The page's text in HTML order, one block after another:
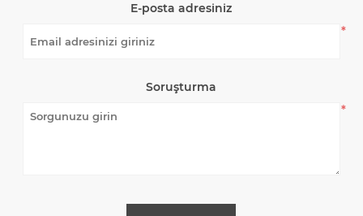
E-posta adresiniz
*
Soruşturma
*